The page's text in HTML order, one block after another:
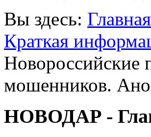
Вы здесь:
Краткая
Новороссийские
мошенников.
НОВОДАР -